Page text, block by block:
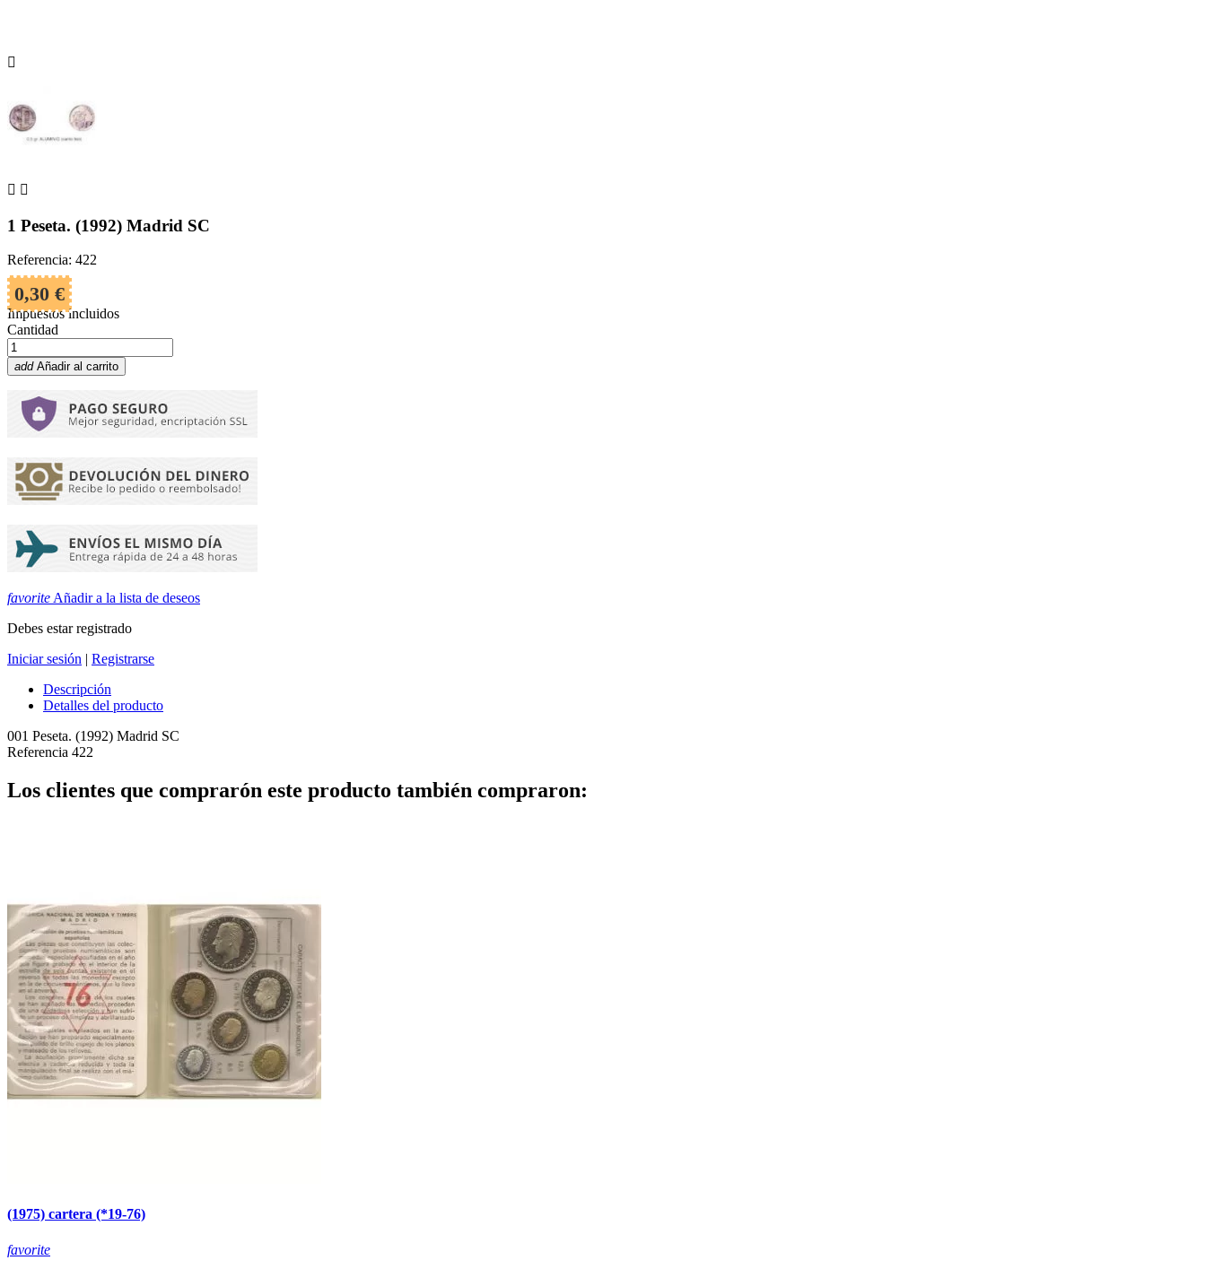

 
1 Peseta. (1992) Madrid SC
Referencia: 422
0,30 €
Impuestos incluidos
Cantidad
add Añadir al carrito
favoriteAñadir a la lista de deseos
Debes estar registrado
Iniciar sesión | Registrarse
Descripción
Detalles del producto
001 Peseta. (1992) Madrid SC
Referencia 422
Los clientes que comprarón este producto también compraron:
(1975) cartera (*19-76)
favorite